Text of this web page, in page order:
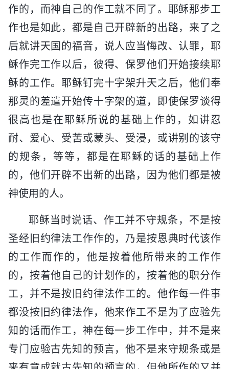
作的，而神自己的作工就不同了。耶稣那步工
作也是如此，都是自己开辟新的出路，来了之
后就讲天国的福音，说人应当悔改、认罪，耶
稣作完工作以后，彼得、保罗他们开始接续耶
稣的工作。耶稣钉完十字架升天之后，他们奉
那灵的差遣开始传十字架的道，即使保罗谈得
很高也是在耶稣所说的基础上作的，如讲忍
耐、爱心、受苦或蒙头、受浸，或讲别的该守
的规条，等等，都是在耶稣的话的基础上作
的，他们开辟不出新的出路，因为他们都是被
神使用的人。
耶稣当时说话、作工并不守规条，不是按
圣经旧约律法工作作的，乃是按恩典时代该作
的工作而作的，他是按着他所带来的工作作
的，按着他自己的计划作的，按着他的职分作
工，并不是按旧约律法作工的。他作每一件事
都没按旧约律法作，他来作工不是为了应验先
知的话而作工，神在每一步工作中，并不是来
专门应验古先知的预言，他不是来守规条或是